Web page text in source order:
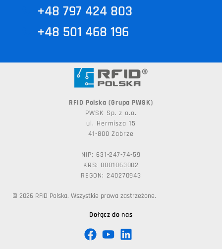
+48 797 424 803
+48 501 468 196
RFID Polska (Grupa PWSK)
PWSK Sp. z o.o.
ul. Hermisza 15
41-800 Zabrze
NIP: 631-247-74-59
KRS: 0001063002
REGON: 240270943
© 2026 RFID Polska. Wszystkie prawa zastrzeżone.
Dołącz do nas